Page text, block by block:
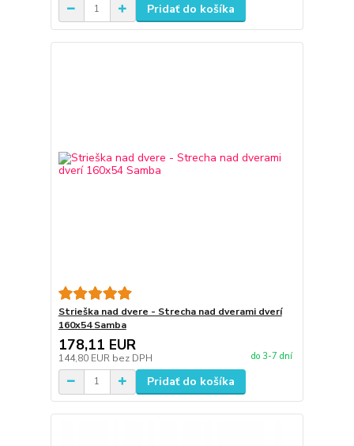
Pridať do košíka
Strieška nad dvere - Strecha nad dverami dverí
160x54 Samba
178,11 EUR
144,80 EUR bez DPH do 3-7 dní
Pridať do košíka